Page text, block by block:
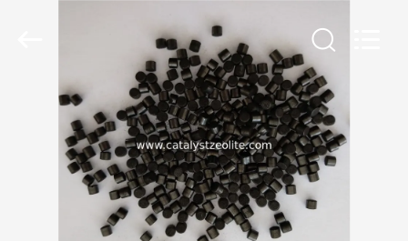
RUMAH
PRODUK
TENTANG